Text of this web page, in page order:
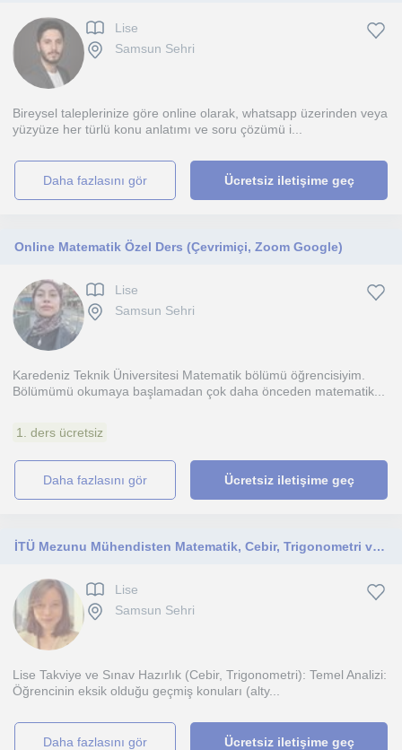
Lise
Samsun Sehri
Bireysel taleplerinize göre online olarak, whatsapp üzerinden veya
yüzyüze her türlü konu anlatımı ve soru çözümü i...
daha fazlasını gör Ücretsiz iletişime geç
Online Matematik Özel Ders (Çevrimiçi, Zoom Google)
Lise
Samsun Sehri
Karedeniz Teknik Üniversitesi Matematik bölümü öğrencisiyim.
Bölümümü okumaya başlamadan çok daha önceden matematik...
1. ders ücretsiz
daha fazlasını gör Ücretsiz iletişime geç
İTÜ Mezunu Mühendisten Matematik, Cebir, Trigonometri ve Diferansiyel Dersi. Online yada yüz yüze olabilir.
Lise
Samsun Sehri
Lise Takviye ve Sınav Hazırlık (Cebir, Trigonometri): Temel Analizi:
Öğrencinin eksik olduğu geçmiş konuları (alty...
daha fazlasını gör Ücretsiz iletişime geç